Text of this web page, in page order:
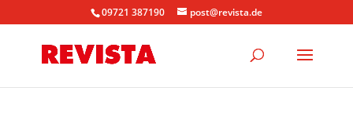
09721 387190 post@revista.de